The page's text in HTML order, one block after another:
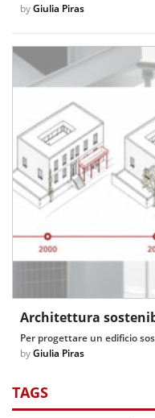
byGiulia Piras
Architettura
Per progettare un edificio
byGiulia Piras
TAGS